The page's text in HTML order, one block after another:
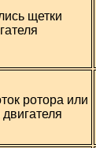
щетки
ротора или